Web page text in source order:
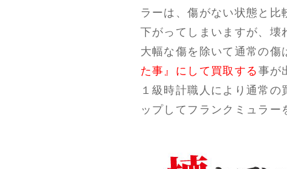
ラーは、傷がない状態と
下がってしまいますが、壊
大幅な傷を除いて通常の傷
た事』にして買取する 事が
１級時計職人により通常
ップしてフランクミュラー